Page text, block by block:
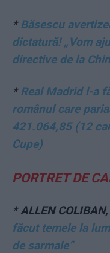
*Băsescu
dictatură! „Vom
directive de la
*Real Madrid l-a
românul care
421.064,85 (12
Cupe)
PORTRET DE
*ALLEN COLIBAN,
făcut temele la
de sarmale”